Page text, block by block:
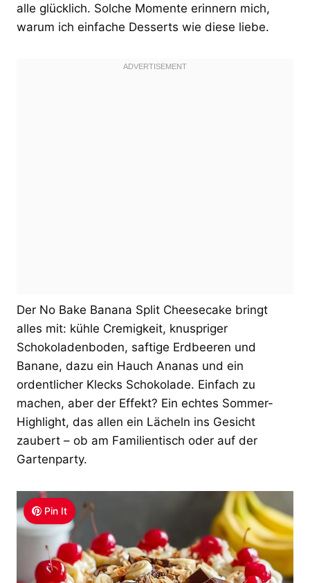
alle glücklich. Solche Momente erinnern mich,
warum ich einfache Desserts wie diese liebe.
Der No Bake Banana Split Cheesecake bringt
alles mit: kühle Cremigkeit, knuspriger
Schokoladenboden, saftige Erdbeeren und
Banane, dazu ein Hauch Ananas und ein
ordentlicher Klecks Schokolade. Einfach zu
machen, aber der Effekt? Ein echtes Sommer-
Highlight, das allen ein Lächeln ins Gesicht
zaubert – ob am Familientisch oder auf der
Gartenparty.
Pin It